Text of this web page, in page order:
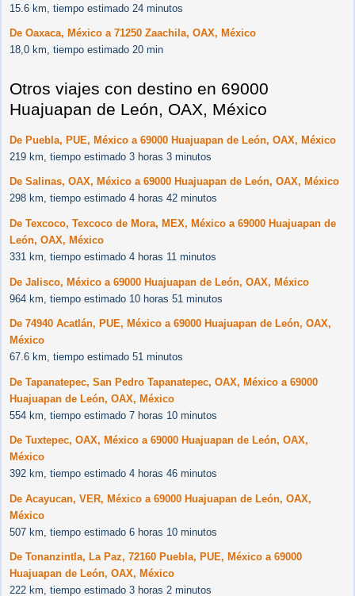
15.6 km, tiempo estimado 24 minutos
De Oaxaca, México a 71250 Zaachila, OAX, México
18,0 km, tiempo estimado 20 min
Otros viajes con destino en 69000
Huajuapan de León, OAX, México
De Puebla, PUE, México a 69000 Huajuapan de León, OAX, México
219 km, tiempo estimado 3 horas 3 minutos
De Salinas, OAX, México a 69000 Huajuapan de León, OAX, México
298 km, tiempo estimado 4 horas 42 minutos
De Texcoco, Texcoco de Mora, MEX, México a 69000 Huajuapan de
León, OAX, México
331 km, tiempo estimado 4 horas 11 minutos
De Jalisco, México a 69000 Huajuapan de León, OAX, México
964 km, tiempo estimado 10 horas 51 minutos
De 74940 Acatlán, PUE, México a 69000 Huajuapan de León, OAX,
México
67.6 km, tiempo estimado 51 minutos
De Tapanatepec, San Pedro Tapanatepec, OAX, México a 69000
Huajuapan de León, OAX, México
554 km, tiempo estimado 7 horas 10 minutos
De Tuxtepec, OAX, México a 69000 Huajuapan de León, OAX,
México
392 km, tiempo estimado 4 horas 46 minutos
De Acayucan, VER, México a 69000 Huajuapan de León, OAX,
México
507 km, tiempo estimado 6 horas 10 minutos
De Tonanzintla, La Paz, 72160 Puebla, PUE, México a 69000
Huajuapan de León, OAX, México
222 km, tiempo estimado 3 horas 2 minutos